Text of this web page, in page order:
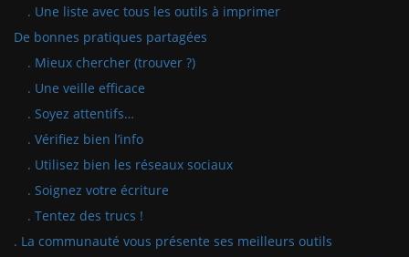
. Une liste avec tous les outils à imprimer
De bonnes pratiques partagées
. Mieux chercher (trouver ?)
. Une veille efficace
. Soyez attentifs…
. Vérifiez bien l’info
. Utilisez bien les réseaux sociaux
. Soignez votre écriture
. Tentez des trucs !
. La communauté vous présente ses meilleurs outils